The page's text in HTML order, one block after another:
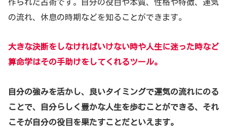
作られた占術です。自分の役目や本質、性格や特徴、運気
の流れ、休息の時期などを知ることができます。
大きな決断をしなければいけない時や人生に迷った時など
算命学はその手助けをしてくれるツール。
自分の強みを活かし、良いタイミングで運気の流れにのる
ことで、自分らしく豊かな人生を歩むことができる、それ
こそが自分の役目を果たすことだといえます。